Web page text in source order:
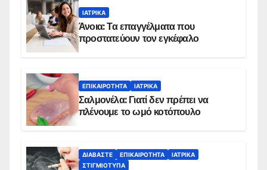
ΙΑΤΡΙΚΆ
Άνοια: Τα επαγγέλματα που
προστατεύουν τον εγκέφαλο
ΕΠΙΚΑΙΡΌΤΗΤΑ ΙΑΤΡΙΚΆ
Σαλμονέλα: Γιατί δεν πρέπει να
πλένουμε το ωμό κοτόπουλο
ΔΙΑΒΆΣΤΕ ΕΠΙΚΑΙΡΌΤΗΤΑ
ΙΑΤΡΙΚΆ
ΣΤΙΓΜΙΌΤΥΠΑ